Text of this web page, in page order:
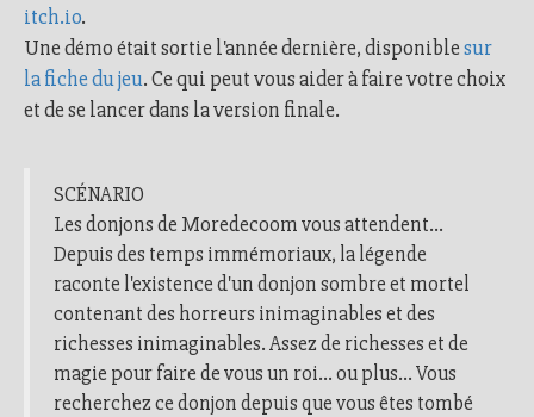
itch.io.
Une démo était sortie l'année dernière, disponiblesur
la fiche du jeu. Ce qui peut vous aider à faire votre choix
et de se lancer dans la version finale.
SCÉNARIO
Les donjons de Moredecoom vous attendent...
Depuis des temps immémoriaux, la légende
raconte l'existence d'un donjon sombre et mortel
contenant des horreurs inimaginables et des
richesses inimaginables. Assez de richesses et de
magie pour faire de vous un roi... ou plus... Vous
recherchez ce donjon depuis que vous êtes tombé